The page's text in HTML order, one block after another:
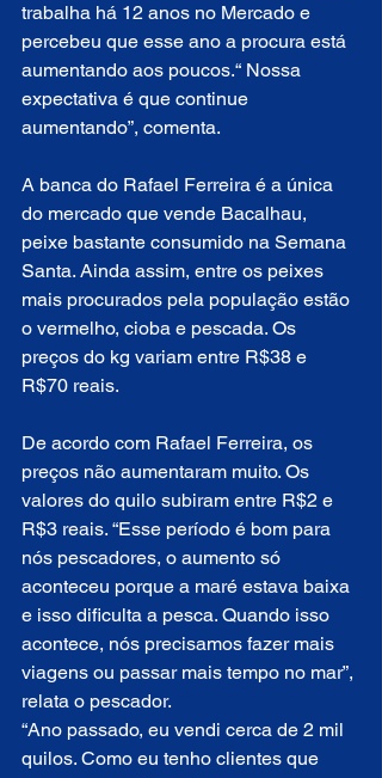
trabalha há 12 anos no Mercado e
percebeu que esse ano a procura está
aumentando aos poucos.“ Nossa
expectativa é que continue
aumentando”, comenta.
A banca do Rafael Ferreira é a única
do mercado que vende Bacalhau,
peixe bastante consumido na Semana
Santa. Ainda assim, entre os peixes
mais procurados pela população estão
o vermelho, cioba e pescada. Os
preços do kg variam entre R$38 e
R$70 reais.
De acordo com Rafael Ferreira, os
preços não aumentaram muito. Os
valores do quilo subiram entre R$2 e
R$3 reais. “Esse período é bom para
nós pescadores, o aumento só
aconteceu porque a maré estava baixa
e isso dificulta a pesca. Quando isso
acontece, nós precisamos fazer mais
viagens ou passar mais tempo no mar”,
relata o pescador.
“Ano passado, eu vendi cerca de 2 mil
quilos. Como eu tenho clientes que